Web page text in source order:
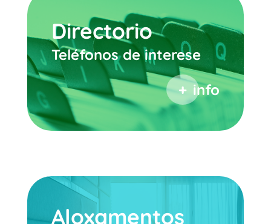
Directorio
Teléfonos de interese
info
Aloxamentos